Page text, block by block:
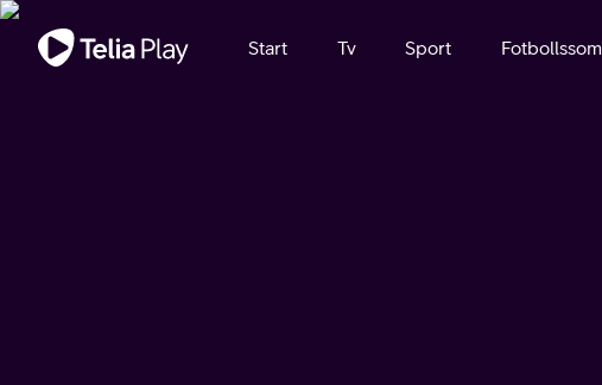
Viktigt meddelande
Start Tv Sport